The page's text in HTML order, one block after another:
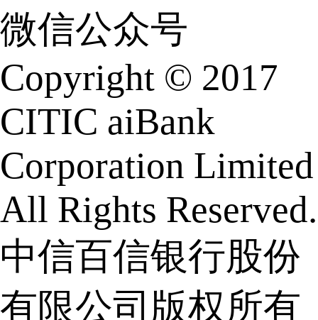
微信公众号
Copyright © 2017
CITIC aiBank
Corporation Limited
All Rights Reserved.
中信百信银行股份
有限公司版权所有